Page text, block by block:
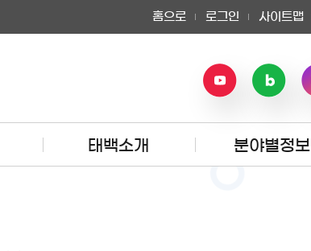
홈으로 로그인 사이트맵
태백소개 분야별정보